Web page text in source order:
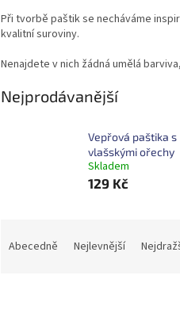
Při tvorbě paštik se necháváme
kvalitní suroviny.
Nenajdete v nich žádná umělá
Nejprodávanější
Vepřová paštika s
vlašskými ořechy
Skladem
129 Kč
Abecedně Nejlevnější